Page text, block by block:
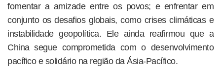
fomentar a amizade entre os povos; e enfrentar em
conjunto os desafios globais, como crises climáticas e
instabilidade geopolítica. Ele ainda reafirmou que a
China segue comprometida com o desenvolvimento
pacífico e solidário na região da Ásia-Pacífico.